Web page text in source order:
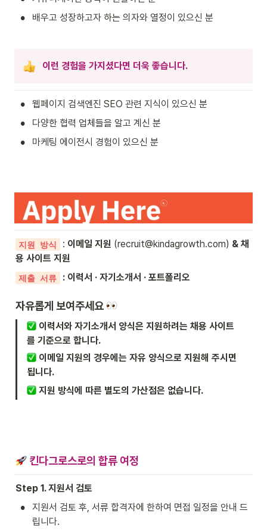
• 배우고 성장하고자 하는 의자와 열정이 있으신 분
이런 경험을 가지셨다면 더욱 좋습니다.
• 웹페이지 검색엔진 SEO 관련 지식이 있으신 분
• 다양한 협력 업체들을 알고 계신 분
• 마케팅 에이전시 경험이 있으신 분
지원 방식 : 이메일 지원 (recruit@kindagrowth.com) & 채
용 사이트 지원
제출 서류 : 이력서 · 자기소개서 · 포트폴리오
자유롭게 보여주세요
이력서와 자기소개서 양식은 지원하려는 채용 사이트
를 기준으로 합니다.
이메일 지원의 경우에는 자유 양식으로 지원해 주시면
됩니다.
지원 방식에 따른 별도의 가산점은 없습니다.
킨다그로스로의 합류 여정
Step 1. 지원서 검토
•
지원서 검토 후, 서류 합격자에 한하여 면접 일정을 안내 드
립니다.